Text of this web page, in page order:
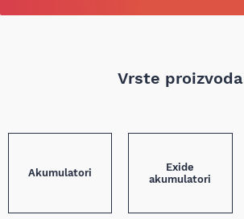
Vrste proizvoda
Akumulatori
Exide
akumulatori